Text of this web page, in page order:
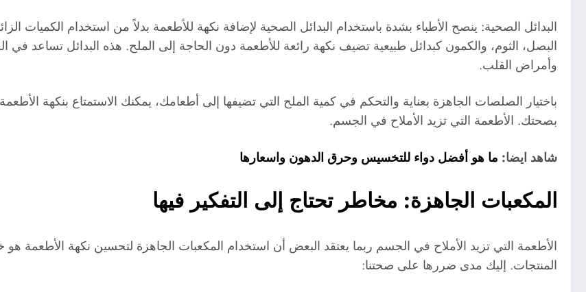
البدائل الصحية: ينصح الأطباء بشدة باستخدام البدائل الصحية لإضافة نكهة للأطعمة بدلاً من استخدام الكميات
البصل، الثوم، والكمون كبدائل طبيعية تضيف نكهة رائعة للأطعمة دون الحاجة إلى الملح. هذه البدائل
وأمراض القلب.
باختيار الصلصات الجاهزة بعناية والتحكم في كمية الملح التي تضيفها إلى أطعامك، يمكنك الاستمتاع بنكهة
بصحتك. الأطعمة التي تزيد الأملاح في الجسم.
شاهد ايضا: ما هو أفضل دواء للتخسيس وحرق الدهون واسعارها
المكعبات الجاهزة: مخاطر تحتاج إلى التفكير فيها
الأطعمة التي تزيد الأملاح في الجسم ربما يعتقد البعض أن استخدام المكعبات الجاهزة لتحسين نكهة الأطعمة
المنتجات. إليك مدى ضررها على صحتنا: